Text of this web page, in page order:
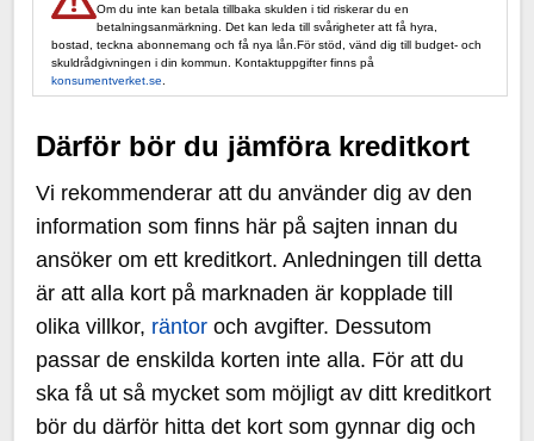
Om du inte kan betala tillbaka skulden i tid riskerar du en
betalningsanmärkning. Det kan leda till svårigheter att få hyra,
bostad, teckna abonnemang och få nya lån.För stöd, vänd dig till budget- och
skuldrådgivningen i din kommun. Kontaktuppgifter finns på
konsumentverket.se
Därför bör du jämföra kreditkort
Vi rekommenderar att du använder dig av den
information som finns här på sajten innan du
ansöker om ett kreditkort. Anledningen till detta
är att alla kort på marknaden är kopplade till
olika villkor, räntor och avgifter. Dessutom
passar de enskilda korten inte alla. För att du
ska få ut så mycket som möjligt av ditt kreditkort
bör du därför hitta det kort som gynnar dig och